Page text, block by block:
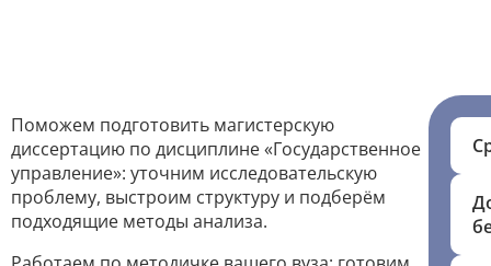
Поможем подготовить магистерскую
диссертацию по дисциплине «Государственное
управление»: уточним исследовательскую
проблему, выстроим структуру и подберём
подходящие методы анализа.